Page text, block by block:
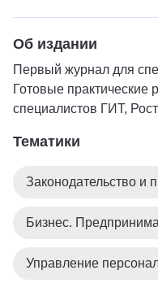
Об издании
Первый журнал для
Готовые практические
специалистов ГИТ,
Тематики
Законодательство и
Бизнес.
Управление